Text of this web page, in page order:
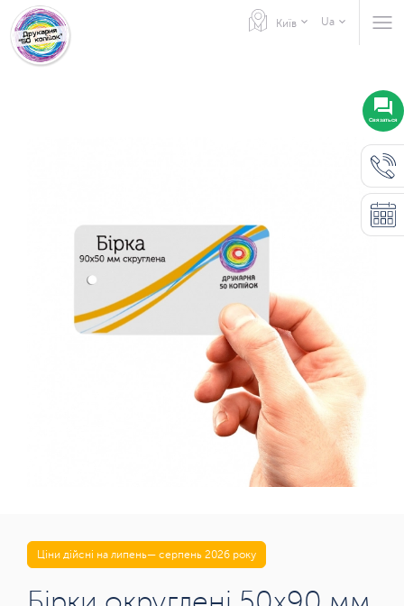
Київ Ua
Ціни дійсні на липень— серпень 2026 року